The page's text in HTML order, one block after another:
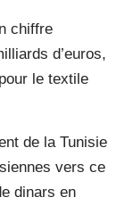
chiffre
d’euros,
le textile
de la Tunisie
vers ce
dinars en